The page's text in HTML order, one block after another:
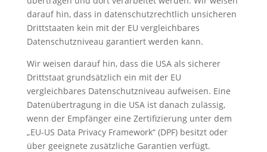
darauf hin, dass in datenschutzrechtlich unsicheren
Drittstaaten kein mit der EU vergleichbares
Datenschutzniveau garantiert werden kann.
Wir weisen darauf hin, dass die USA als sicherer
Drittstaat grundsätzlich ein mit der EU
vergleichbares Datenschutzniveau aufweisen. Eine
Datenübertragung in die USA ist danach zulässig,
wenn der Empfänger eine Zertifizierung unter dem
„EU-US Data Privacy Framework“ (DPF) besitzt oder
über geeignete zusätzliche Garantien verfügt.